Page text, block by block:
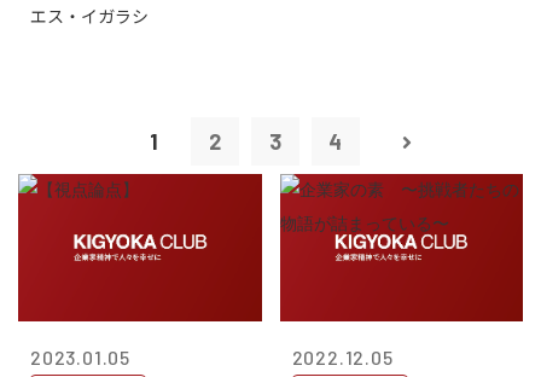
エス・イガラシ
1 2 3 4
2023.01.05 2022.12.05